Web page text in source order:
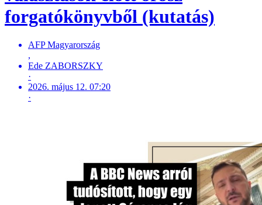
forgatókönyvből (kutatás)
AFP Magyarország
,
Ede ZABORSZKY
·
2026. május 12. 07:20
·